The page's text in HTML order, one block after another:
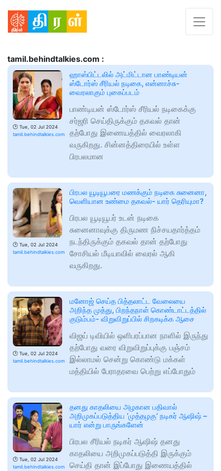
tamil.behindtalkies.com :
🕑 Tue, 02 Jul 2024
tamil.behindtalkies.com
ஹாஸ்பிட்டலில் அட்மிட்டான பாண்டியன்
ஸ்டோர்ஸ் சீரியல் நடிகை, என்னாச்சு-
வைரலாகும் புகைப்படம்
பாண்டியன் ஸ்டோர்ஸ் சீரியல் நடிகைக்கு
சர்ஜரி செய்திருக்கும் தகவல் தான்
தற்போது இணையத்தில் வைரலாகி
வருகிறது. சின்னத்திரையில் உள்ள
பிரபலமான
🕑 Tue, 02 Jul 2024
tamil.behindtalkies.com
பிரபல யூடியூபரை மணக்கும் நடிகை சுனைனா,
வெளியான உண்மை தகவல்- யார் தெரியுமா?
பிரபல யூடியூபர் உடன் நடிகை
சுனைனாவுக்கு திருமண நிச்சயதார்த்தம்
நடந்திருக்கும் தகவல் தான் தற்போது
சோசியல் மீடியாவில் வைரல் ஆகி
வருகிறது.
🕑 Tue, 02 Jul 2024
tamil.behindtalkies.com
மனோஜ் செய்த பித்தலாட்ட வேலையை
அறிந்த முத்து, பிறந்தநாள் கொண்டாட்டத்தில்
குடும்பம்- விறுவிறுப்பில் சிறகடிக்க ஆசை
விஜய் டிவியில் ஒளிபரப்பான நாளில் இருந்து
தற்போது வரை விறுவிறுப்புக்கு பஞ்சம்
இல்லாமல் சென்று கொண்டு மக்கள்
மத்தியில் பேராதரவை பெற்று எப்போதும்
🕑 Tue, 02 Jul 2024
tamil.behindtalkies.com
தனது காதலியை அழகான பதிவால்
அறிமுகப்படுத்திய ‘முத்தழகு’ நடிகர் ஆஷிஷ் –
யார் என்று பாருங்களேன்
பிரபல சீரியல் நடிகர் ஆஷிஷ் தனது
காதலியை அறிமுகப்படுத்தி இருக்கும்
செய்தி தான் இப்போது இணையத்தில்